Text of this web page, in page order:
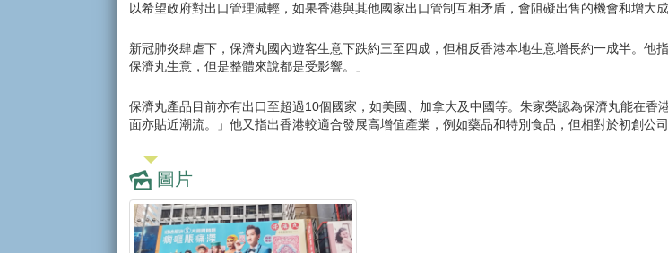
以希望政府對出口管理減輕，如果香港與其他國家出口管制互相矛盾，會阻礙出售的機會和增大成
新冠肺炎肆虐下，保濟丸國內遊客生意下跌約三至四成，但相反香港本地生意增長約一成半。他
保濟丸生意，但是整體來說都是受影響。」
保濟丸產品目前亦有出口至超過10個國家，如美國、加拿大及中國等。朱家榮認為保濟丸能在
面亦貼近潮流。」他又指出香港較適合發展高增值產業，例如藥品和特別食品，但相對於初創公
圖片